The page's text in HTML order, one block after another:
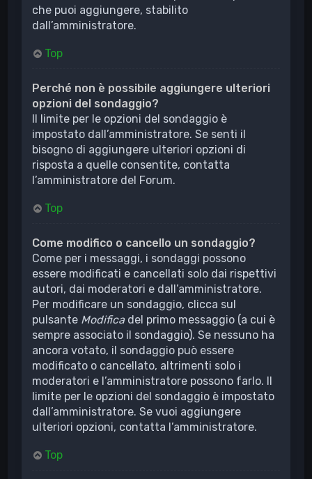
che puoi aggiungere, stabilito
dall’amministratore.
Top
Perché non è possibile aggiungere ulteriori
opzioni del sondaggio?
Il limite per le opzioni del sondaggio è
impostato dall’amministratore. Se senti il
bisogno di aggiungere ulteriori opzioni di
risposta a quelle consentite, contatta
l’amministratore del Forum.
Top
Come modifico o cancello un sondaggio?
Come per i messaggi, i sondaggi possono
essere modificati e cancellati solo dai rispettivi
autori, dai moderatori e dall’amministratore.
Per modificare un sondaggio, clicca sul
pulsante Modificadel primo messaggio (a cui è
sempre associato il sondaggio). Se nessuno ha
ancora votato, il sondaggio può essere
modificato o cancellato, altrimenti solo i
moderatori e l’amministratore possono farlo. Il
limite per le opzioni del sondaggio è impostato
dall’amministratore. Se vuoi aggiungere
ulteriori opzioni, contatta l’amministratore.
Top